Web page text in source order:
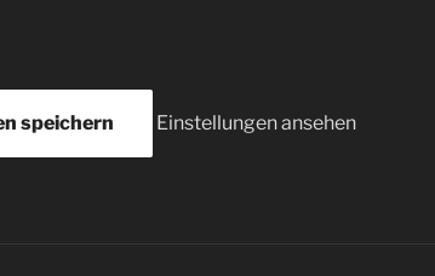
speichern Einstellungen ansehen